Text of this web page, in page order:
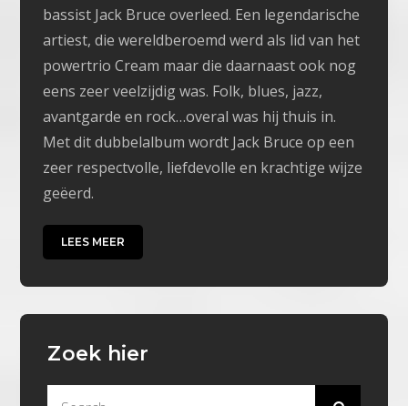
bassist Jack Bruce overleed. Een legendarische
artiest, die wereldberoemd werd als lid van het
powertrio Cream maar die daarnaast ook nog
eens zeer veelzijdig was. Folk, blues, jazz,
avantgarde en rock…overal was hij thuis in.
Met dit dubbelalbum wordt Jack Bruce op een
zeer respectvolle, liefdevolle en krachtige wijze
geëerd.
LEES MEER
Zoek hier